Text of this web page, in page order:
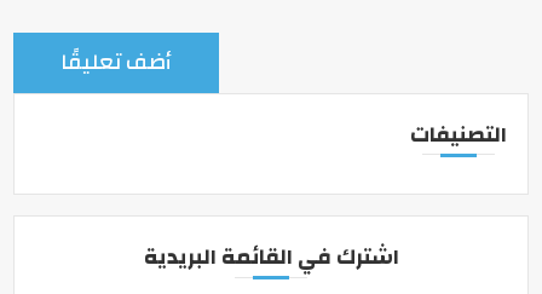
التصنيفات
اشترك في القائمة البريدية